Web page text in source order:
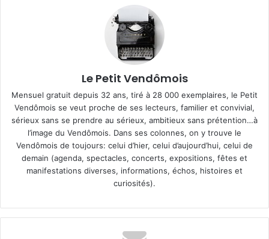
Le Petit Vendômois
Mensuel gratuit depuis 32 ans, tiré à 28 000 exemplaires, le Petit
Vendômois se veut proche de ses lecteurs, familier et convivial,
sérieux sans se prendre au sérieux, ambitieux sans prétention…à
l’image du Vendômois. Dans ses colonnes, on y trouve le
Vendômois de toujours: celui d’hier, celui d’aujourd’hui, celui de
demain (agenda, spectacles, concerts, expositions, fêtes et
manifestations diverses, informations, échos, histoires et
curiosités).